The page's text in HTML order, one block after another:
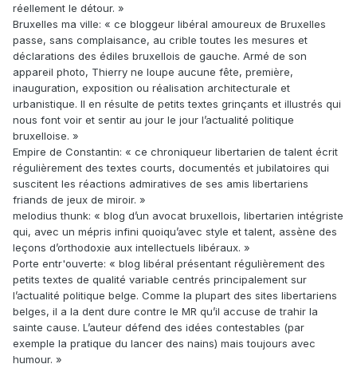
réellement le détour. »
Bruxelles ma ville: « ce bloggeur libéral amoureux de Bruxelles
passe, sans complaisance, au crible toutes les mesures et
déclarations des édiles bruxellois de gauche. Armé de son
appareil photo, Thierry ne loupe aucune fête, première,
inauguration, exposition ou réalisation architecturale et
urbanistique. Il en résulte de petits textes grinçants et illustrés qui
nous font voir et sentir au jour le jour l’actualité politique
bruxelloise. »
Empire de Constantin: « ce chroniqueur libertarien de talent écrit
régulièrement des textes courts, documentés et jubilatoires qui
suscitent les réactions admiratives de ses amis libertariens
friands de jeux de miroir. »
melodius thunk: « blog d’un avocat bruxellois, libertarien intégriste
qui, avec un mépris infini quoiqu’avec style et talent, assène des
leçons d’orthodoxie aux intellectuels libéraux. »
Porte entr'ouverte: « blog libéral présentant régulièrement des
petits textes de qualité variable centrés principalement sur
l’actualité politique belge. Comme la plupart des sites libertariens
belges, il a la dent dure contre le MR qu’il accuse de trahir la
sainte cause. L’auteur défend des idées contestables (par
exemple la pratique du lancer des nains) mais toujours avec
humour. »